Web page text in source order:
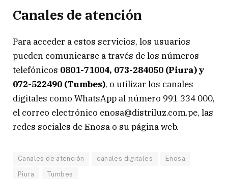
Canales de atención
Para acceder a estos servicios, los usuarios
pueden comunicarse a través de los números
telefónicos 0801-71004, 073-284050 (Piura) y
072-522490 (Tumbes), o utilizar los canales
digitales como WhatsApp al número 991 334 000,
el correo electrónico enosa@distriluz.com.pe, las
redes sociales de Enosa o su página web.
Canales de atención canales digitales Enosa
Piura Tumbes